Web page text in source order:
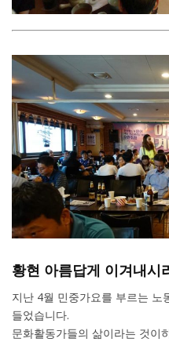
황현 아름답게 이겨내시
지난 4월 민중가요를 부르는 노
들었습니다.
문화활동가들의 삶이라는 것이